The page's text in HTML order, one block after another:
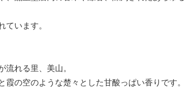
います。
れる里、美山。
の空のような楚々とした甘酸っぱい香りです。